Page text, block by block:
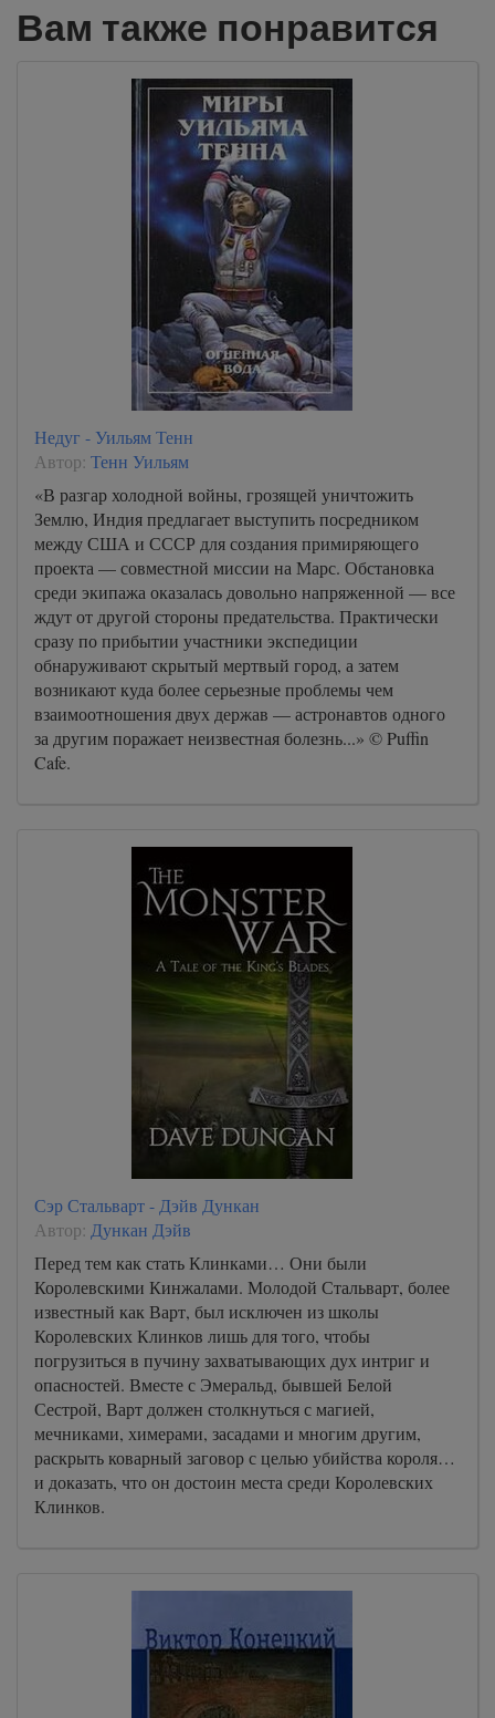
Вам также понравится
Недуг - Уильям Тенн
Автор: Тенн Уильям
«В разгар холодной войны, грозящей уничтожить
Землю, Индия предлагает выступить посредником
между США и СССР для создания примиряющего
проекта — совместной миссии на Марс. Обстановка
среди экипажа оказалась довольно напряженной — все
ждут от другой стороны предательства. Практически
сразу по прибытии участники экспедиции
обнаруживают скрытый мертвый город, а затем
возникают куда более серьезные проблемы чем
взаимоотношения двух держав — астронавтов одного
за другим поражает неизвестная болезнь...» © Puffin
Cafe.
Сэр Стальварт - Дэйв Дункан
Автор: Дункан Дэйв
Перед тем как стать Клинками… Они были
Королевскими Кинжалами. Молодой Стальварт, более
известный как Варт, был исключен из школы
Королевских Клинков лишь для того, чтобы
погрузиться в пучину захватывающих дух интриг и
опасностей. Вместе с Эмеральд, бывшей Белой
Сестрой, Варт должен столкнуться с магией,
мечниками, химерами, засадами и многим другим,
раскрыть коварный заговор с целью убийства короля…
и доказать, что он достоин места среди Королевских
Клинков.